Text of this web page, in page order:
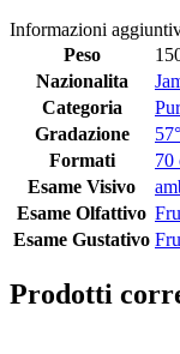
Informazioni
Peso
Nazionalita
Categoria
Gradazione
57°
Formati
70
Esame Visivo
Esame Olfattivo
Esame Gustativo
Prodotti